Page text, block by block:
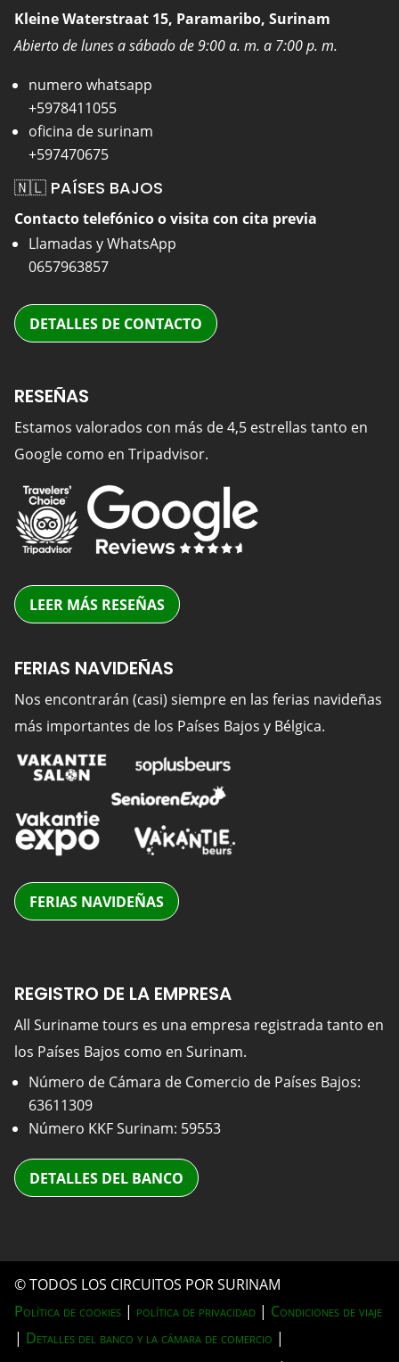
Kleine Waterstraat 15, Paramaribo, Surinam
Abierto de lunes a sábado de 9:00 a. m. a 7:00 p. m.
numero whatsapp
+5978411055
oficina de surinam
+597470675
🇳🇱 PAÍSES BAJOS
Contacto telefónico o visita con cita previa
Llamadas y WhatsApp
0657963857
DETALLES DE CONTACTO
RESEÑAS
Estamos valorados con más de 4,5 estrellas tanto en
Google como en Tripadvisor.
LEER MÁS RESEÑAS
FERIAS NAVIDEÑAS
Nos encontrarán (casi) siempre en las ferias navideñas
más importantes de los Países Bajos y Bélgica.
FERIAS NAVIDEÑAS
REGISTRO DE LA EMPRESA
All Suriname tours es una empresa registrada tanto en
los Países Bajos como en Surinam.
Número de Cámara de Comercio de Países Bajos:
63611309
Número KKF Surinam: 59553
DETALLES DEL BANCO
© TODOS LOS CIRCUITOS POR SURINAM
Política de cookies| política de privacidad| Condiciones de viaje
| Detalles del banco y la cámara de comercio |